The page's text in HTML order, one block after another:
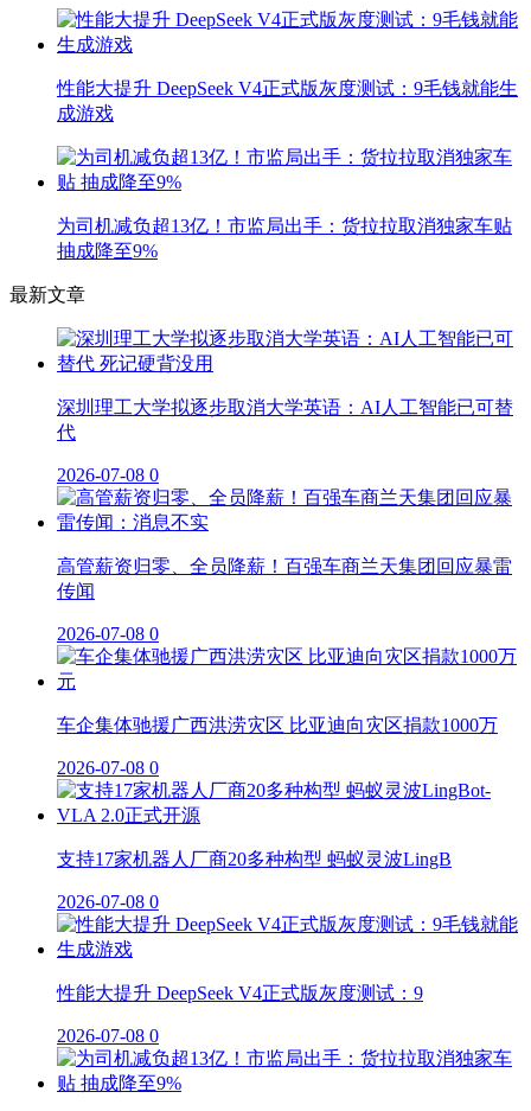
性能大提升 DeepSeek V4正式版灰度测试：9毛钱就能生
成游戏
为司机减负超13亿！市监局出手：货拉拉取消独家车贴
抽成降至9%
最新文章
深圳理工大学拟逐步取消大学英语：AI人工智能已可替
代
2026-07-08 0
高管薪资归零、全员降薪！百强车商兰天集团回应暴雷
传闻
2026-07-08 0
车企集体驰援广西洪涝灾区 比亚迪向灾区捐款1000万
2026-07-08 0
支持17家机器人厂商20多种构型 蚂蚁灵波LingB
2026-07-08 0
性能大提升 DeepSeek V4正式版灰度测试：9
2026-07-08 0